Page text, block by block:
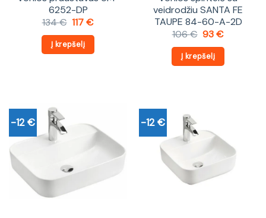
6252-DP
134€ Original
was:
134 €.
117€Current
is:
117 €.
Į krepšelį
veidrodžiu SANTA FE
TAUPE 84-60-A-2D
106€ Original
was:
106 €.
93€Current
is:
93 €.
Į krepšelį
-12 € -12 €